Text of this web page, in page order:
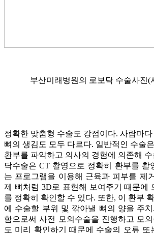
부산미래병원의 로보닥 수술사진(
정확한 맞춤형 수술도 강점이다. 사람마
뼈의 생김도 모두 다르다. 일반적인 수술
환부를 파악하고 의사의 경험에 의존해
닥수술은 CT 촬영으로 정확히 환부를 촬
는 프로그램을 이용해 근육과 피부를 제
제 뼈처럼 3D로 표현해 보여주기 때문에
를 정확히 확인할 수 있다. 또한, 이 환부
에 수술할 부위 및 깎아낼 뼈의 양을 주
함으로써 사전 모의수술을 진행하고 모
도 미리 확인하기 때문에 수술의 오류 또